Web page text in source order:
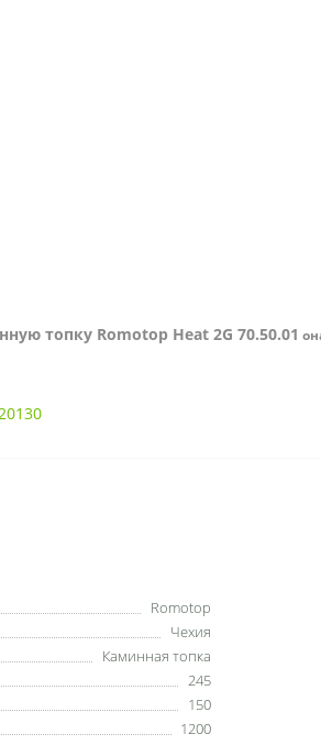
топку Romotop Heat 2G 70.50.01
Romotop
Чехия
Каминная топка
245
150
1200